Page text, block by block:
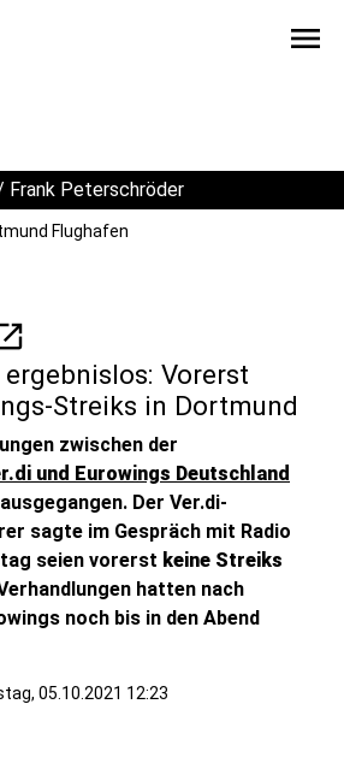
menu
Frank Peterschröder
Flughafen
Vorerst
Streiks in Dortmund
zwischen der
und Eurowings Deutschland
ausgegangen. Der Ver.di-
sagte im Gespräch mit Radio
seien vorerst keine Streiks
hatten nach
noch bis in den Abend
05.10.2021 12:23